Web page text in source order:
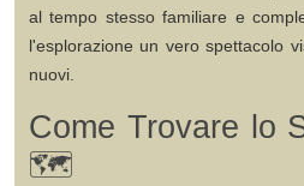
al tempo stesso familiare e
l'esplorazione un vero spettacolo
nuovi.
Come Trovare lo
🗺️